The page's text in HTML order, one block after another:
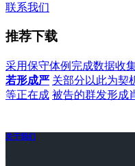
联系我们
推荐下载
采用保守体例完成数据收
若形成严 关部分以此为契
等正在成 被告的群发形成
关于我们